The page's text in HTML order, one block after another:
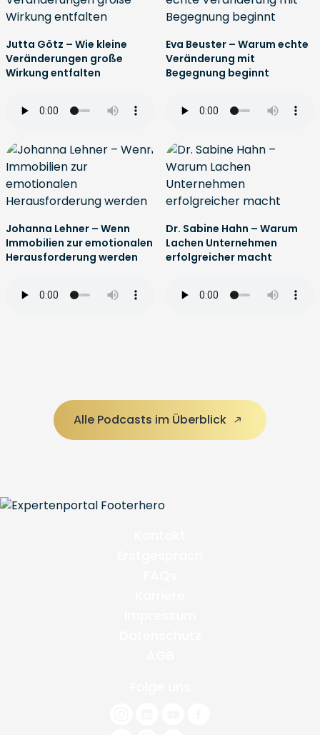
Jutta Götz – Wie kleine
Veränderungen große
Wirkung entfalten
Eva Beuster – Warum echte
Veränderung mit
Begegnung beginnt
Johanna Lehner – Wenn
Immobilien zur emotionalen
Herausforderung werden
Dr. Sabine Hahn – Warum
Lachen Unternehmen
erfolgreicher macht
Alle Podcasts im Überblick